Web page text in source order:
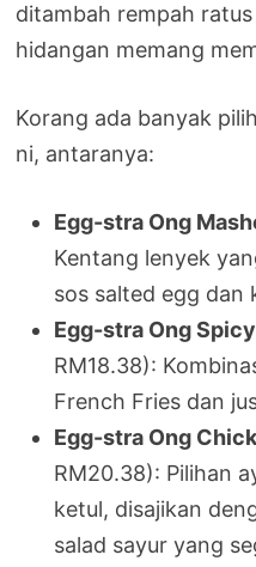
ditambah rempah
hidangan memang
Korang ada banyak
ni, antaranya:
Egg-stra Ong
Kentang lenyek
sos salted egg dan
Egg-stra Ong
RM18.38):
French Fries dan
Egg-stra Ong
RM20.38): Pilihan
ketul, disajikan
salad sayur yang